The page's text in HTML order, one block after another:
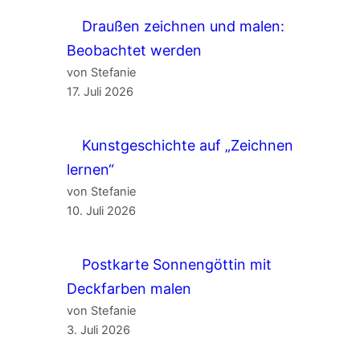
Draußen zeichnen und malen:
Beobachtet werden
von Stefanie
17. Juli 2026
Kunstgeschichte auf „Zeichnen
lernen“
von Stefanie
10. Juli 2026
Postkarte Sonnengöttin mit
Deckfarben malen
von Stefanie
3. Juli 2026